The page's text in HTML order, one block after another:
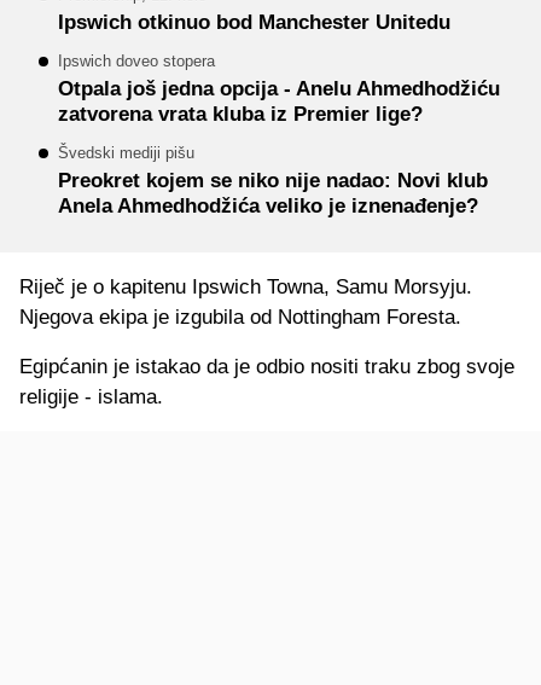
Ipswich otkinuo bod Manchester Unitedu
Ipswich doveo stopera
Otpala još jedna opcija - Anelu Ahmedhodžiću
zatvorena vrata kluba iz Premier lige?
Švedski mediji pišu
Preokret kojem se niko nije nadao: Novi klub
Anela Ahmedhodžića veliko je iznenađenje?
Riječ je o kapitenu Ipswich Towna, Samu Morsyju.
Njegova ekipa je izgubila od Nottingham Foresta.
Egipćanin je istakao da je odbio nositi traku zbog svoje
religije - islama.